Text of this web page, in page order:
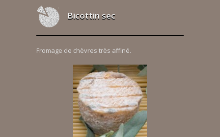
Bicottin sec
Fromage de chèvres très affiné.